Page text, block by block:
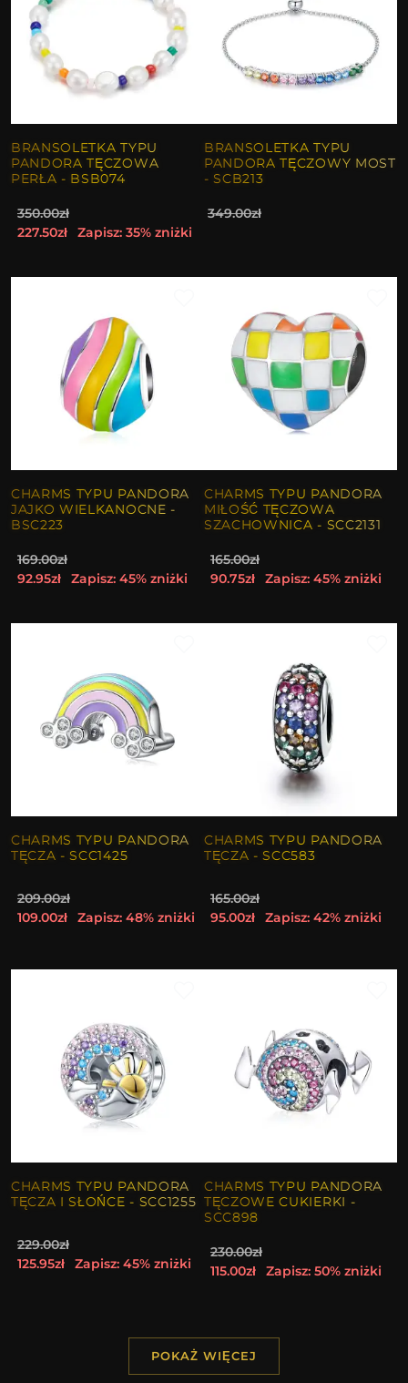
BRANSOLETKA TYPU
PANDORA TĘCZOWA
PERŁA - BSB074
350.00zł
227.50zł
Zapisz: 35% zniżki
BRANSOLETKA TYPU
PANDORA TĘCZOWY MOST
- SCB213
349.00zł
CHARMS TYPU PANDORA
JAJKO WIELKANOCNE -
BSC223
169.00zł
92.95zł
Zapisz: 45% zniżki
CHARMS TYPU PANDORA
MIŁOŚĆ TĘCZOWA
SZACHOWNICA - SCC2131
165.00zł
90.75zł
Zapisz: 45% zniżki
CHARMS TYPU PANDORA
TĘCZA - SCC1425
209.00zł
109.00zł
Zapisz: 48% zniżki
CHARMS TYPU PANDORA
TĘCZA - SCC583
165.00zł
95.00zł
Zapisz: 42% zniżki
CHARMS TYPU PANDORA
TĘCZA I SŁOŃCE - SCC1255
229.00zł
125.95zł
Zapisz: 45% zniżki
CHARMS TYPU PANDORA
TĘCZOWE CUKIERKI -
SCC898
230.00zł
115.00zł
Zapisz: 50% zniżki
POKAŻ WIĘCEJ